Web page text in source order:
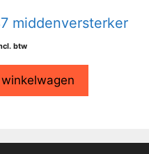
middenversterker
btw